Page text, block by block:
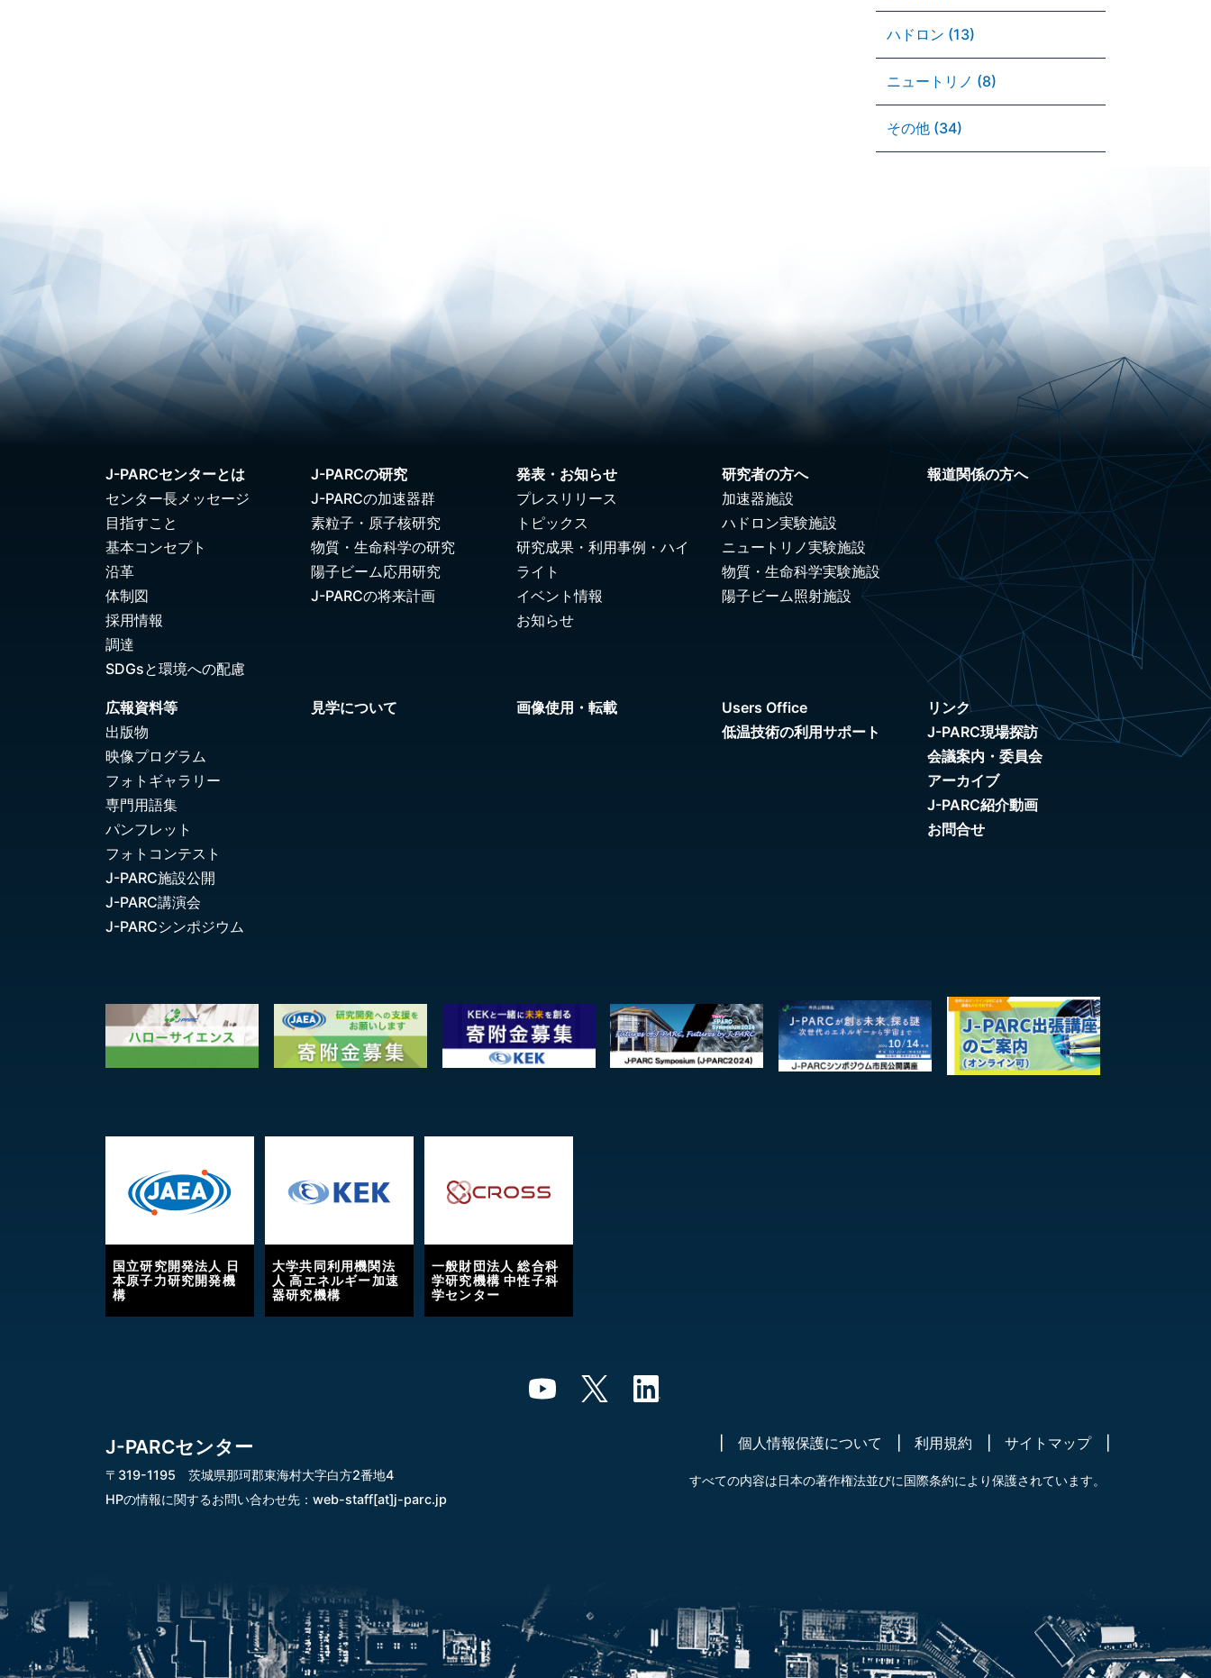
ハドロン (13)
ニュートリノ (8)
その他 (34)
J-PARCセンターとは
センター長メッセージ
目指すこと
基本コンセプト
沿革
体制図
採用情報
調達
SDGsと環境への配慮
J-PARCの研究
J-PARCの加速器群
素粒子・原子核研究
物質・生命科学の研究
陽子ビーム応用研究
J-PARCの将来計画
発表・お知らせ
プレスリリース
トピックス
研究成果・利用事例・ハイ
ライト
イベント情報
お知らせ
研究者の方へ
加速器施設
ハドロン実験施設
ニュートリノ実験施設
物質・生命科学実験施設
陽子ビーム照射施設
報道関係の方へ
広報資料等
出版物
映像プログラム
フォトギャラリー
専門用語集
パンフレット
フォトコンテスト
J-PARC施設公開
J-PARC講演会
J-PARCシンポジウム
見学について 画像使用・転載
Users Office
低温技術の利用サポート
リンク
J-PARC現場探訪
会議案内・委員会
アーカイブ
J-PARC紹介動画
お問合せ
国立研究開発法人 日
本原子力研究開発機
構
大学共同利用機関法
人 高エネルギー加速
器研究機構
一般財団法人 総合科
学研究機構 中性子科
学センター
J-PARCセンター
〒319-1195 茨城県那珂郡東海村大字白方2番地4
HPの情報に関するお問い合わせ先： web-staff[at]j-parc.jp
個人情報保護について 利用規約 サイトマップ
すべての内容は日本の著作権法並びに国際条約により保護されています。